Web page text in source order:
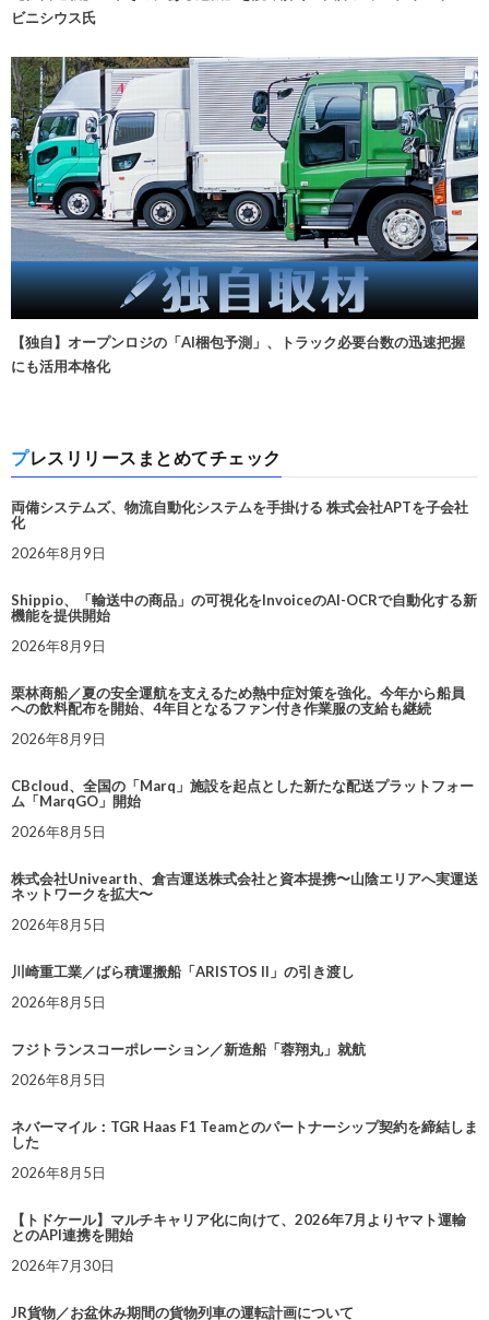
ビニシウス氏
【独自】オープンロジの「AI梱包予測」、トラック必要台数の迅速把握
にも活用本格化
プレスリリースまとめてチェック
両備システムズ、物流自動化システムを手掛ける 株式会社APTを子会社
化
2026年8月9日
Shippio、「輸送中の商品」の可視化をInvoiceのAI-OCRで自動化する新
機能を提供開始
2026年8月9日
栗林商船／夏の安全運航を支えるため熱中症対策を強化。今年から船員
への飲料配布を開始、4年目となるファン付き作業服の支給も継続
2026年8月9日
CBcloud、全国の「Marq」施設を起点とした新たな配送プラットフォー
ム「MarqGO」開始
2026年8月5日
株式会社Univearth、倉吉運送株式会社と資本提携〜山陰エリアへ実運送
ネットワークを拡大〜
2026年8月5日
川崎重工業／ばら積運搬船「ARISTOS II」の引き渡し
2026年8月5日
フジトランスコーポレーション／新造船「蓉翔丸」就航
2026年8月5日
ネバーマイル：TGR Haas F1 Teamとのパートナーシップ契約を締結しま
した
2026年8月5日
【トドケール】マルチキャリア化に向けて、2026年7月よりヤマト運輸
とのAPI連携を開始
2026年7月30日
JR貨物／お盆休み期間の貨物列車の運転計画について